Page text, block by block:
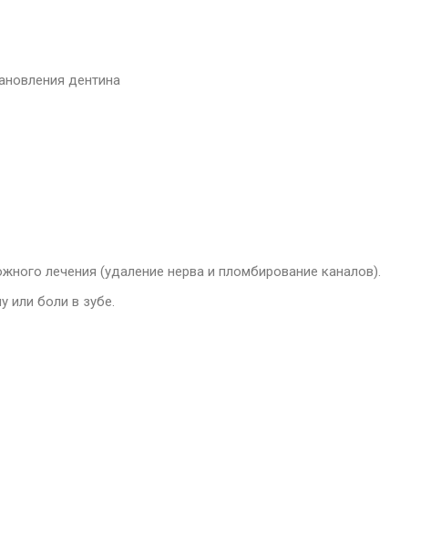
дентина
лечения (удаление нерва и пломбирование каналов).
или боли в зубе.